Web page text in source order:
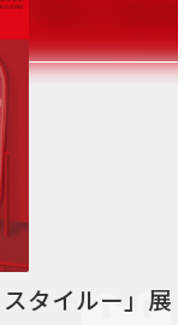
タイルー」展